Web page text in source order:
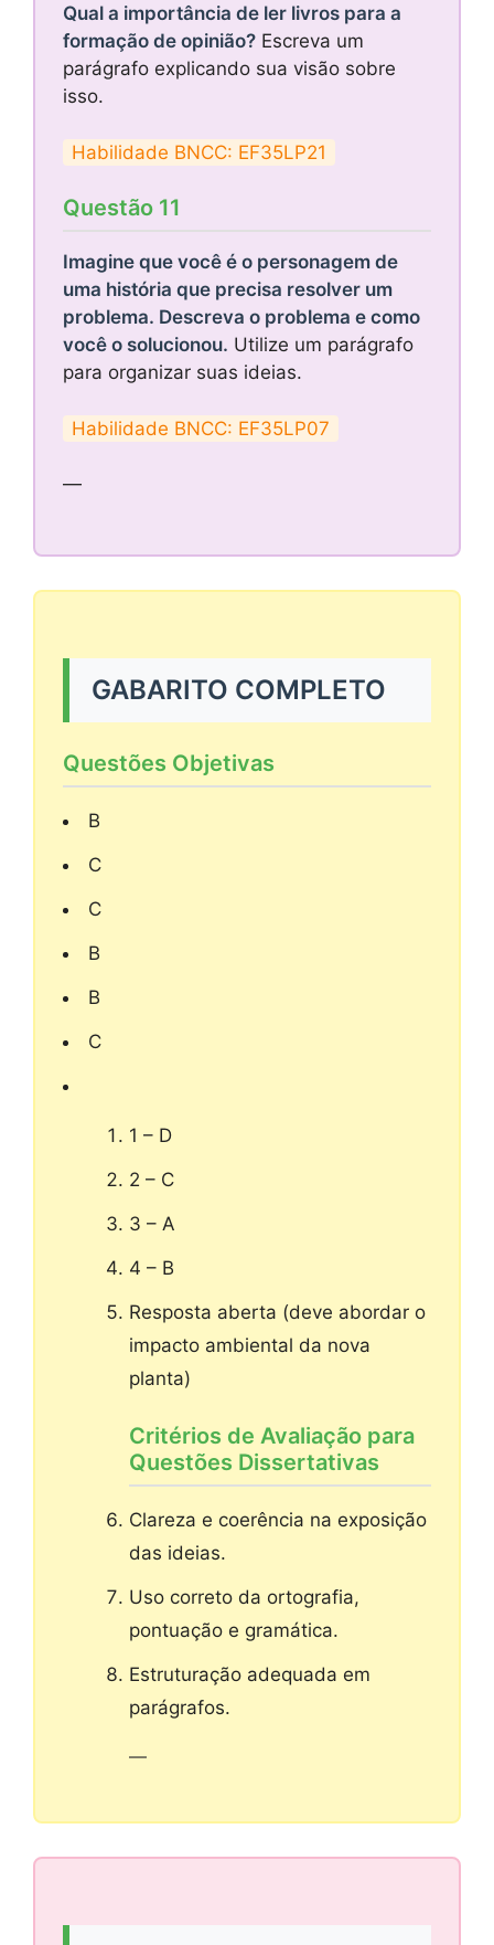
Qual a importância de ler livros para a
formação de opinião? Escreva um
parágrafo explicando sua visão sobre
isso.
Habilidade BNCC: EF35LP21
Questão 11
Imagine que você é o personagem de
uma história que precisa resolver um
problema. Descreva o problema e como
você o solucionou. Utilize um parágrafo
para organizar suas ideias.
Habilidade BNCC: EF35LP07
—
GABARITO COMPLETO
Questões Objetivas
B
C
C
B
B
C
1 – D
2 – C
3 – A
4 – B
Resposta aberta (deve abordar o
impacto ambiental da nova
planta)
Critérios de Avaliação para
Questões Dissertativas
Clareza e coerência na exposição
das ideias.
Uso correto da ortografia,
pontuação e gramática.
Estruturação adequada em
parágrafos.
—